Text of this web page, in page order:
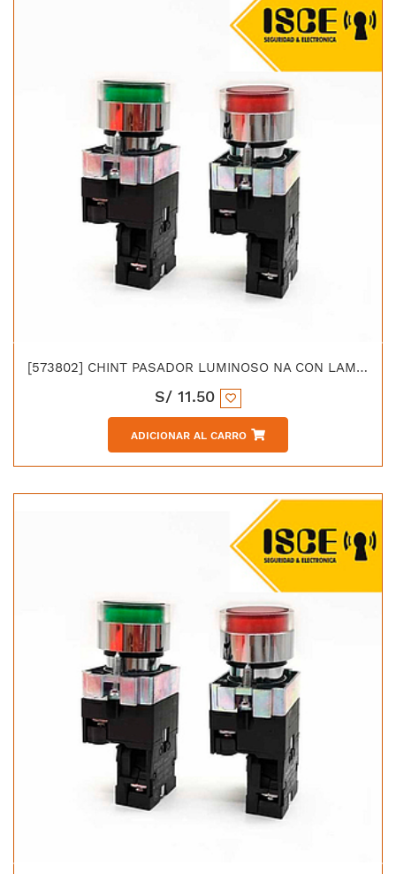
[573802] CHINT PASADOR LUMINOSO NA CON LAMPARA TIPO LED C/VERDE 220V
S/ 11.50
ADICIONAR AL CARRO